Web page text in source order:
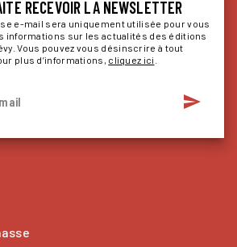
RECEVOIR LA NEWSLETTER
e-mail sera uniquement utilisée pour vous
informations sur les actualités des éditions
Vous pouvez vous désinscrire à tout
plus d’informations, cliquez ici
send